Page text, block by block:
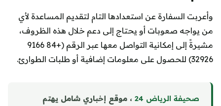
وأعربت السفارة عن استعدادها التام لتقديم المساعدة لأي
من يواجه صعوبات أو يحتاج إلى دعم خلال هذه الظروف،
مشيرةً إلى إمكانية التواصل معها عبر الرقم (+84 9166
32926) للحصول على معلومات إضافية أو طلبات الطوارئ.
صحيفة الرياض 24
، موقع إخباري شامل يهتم